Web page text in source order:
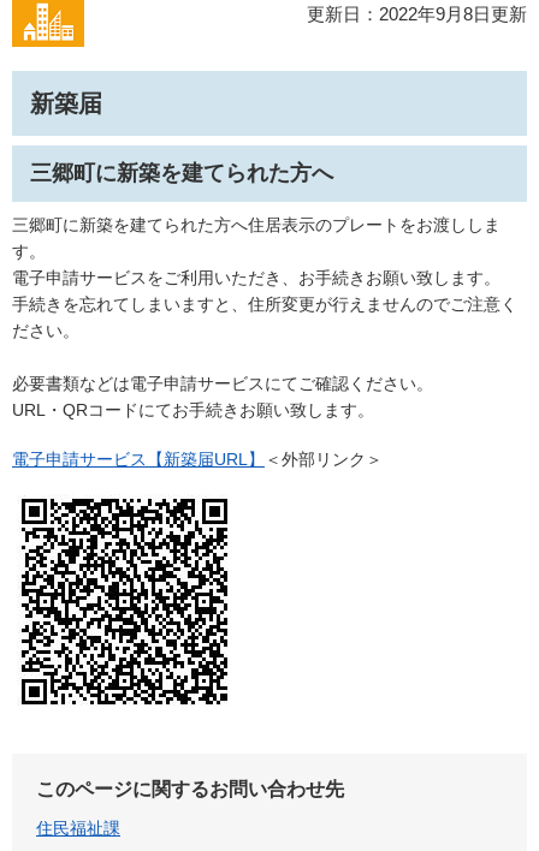
更新日：2022年9月8日更新
新築届
三郷町に新築を建てられた方へ
三郷町に新築を建てられた方へ住居表示のプレートをお渡ししま
す。
電子申請サービスをご利用いただき、お手続きお願い致します。
手続きを忘れてしまいますと、住所変更が行えませんのでご注意く
ださい。
必要書類などは電子申請サービスにてご確認ください。
URL・QRコードにてお手続きお願い致します。
電子申請サービス【新築届URL】 ＜外部リンク＞
このページに関するお問い合わせ先
住民福祉課